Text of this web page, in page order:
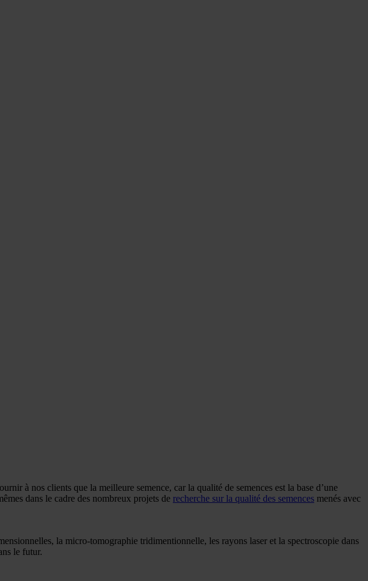
à nos clients que la meilleure semence, car la qualité de semences est la base d’une
dans le cadre des nombreux projets de recherche sur la qualité des semences menés avec
la micro-tomographie tridimentionnelle, les rayons laser et la spectroscopie dans
le futur.